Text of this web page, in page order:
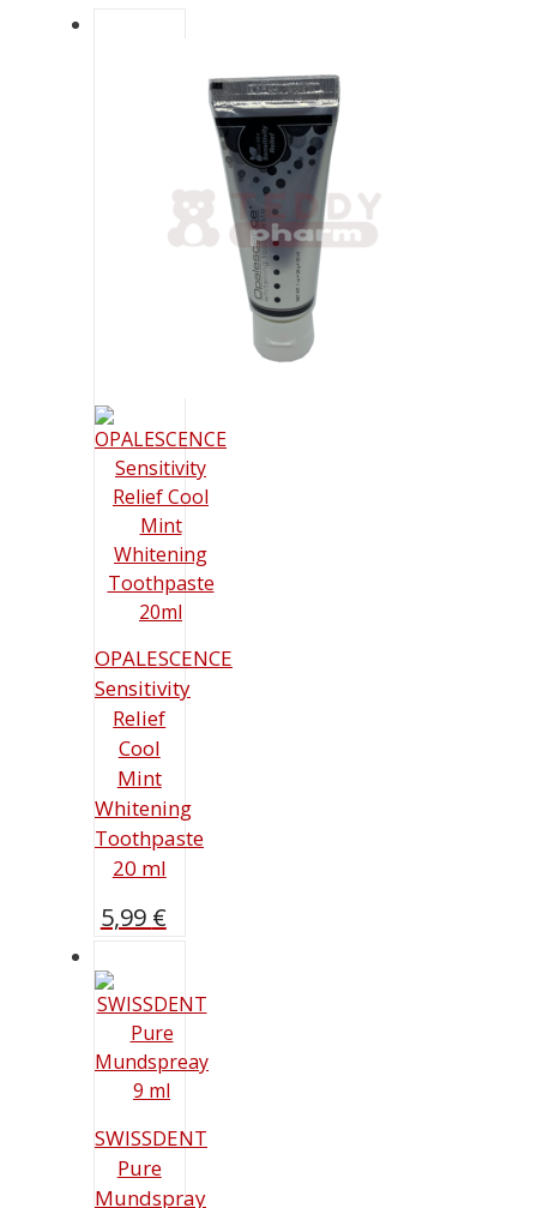
OPALESCENCE
Sensitivity
Relief
Cool
Mint
Whitening
Toothpaste
20 ml
5,99 €
SWISSDENT
Pure
Mundspray